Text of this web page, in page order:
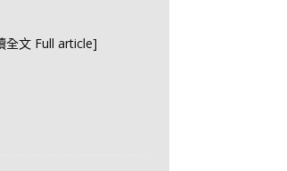
全文 Full article]